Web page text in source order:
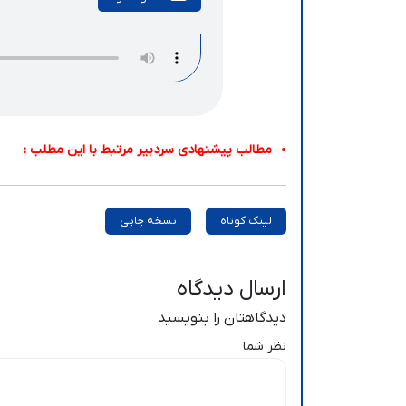
مطالب پیشنهادی سردبیر مرتبط با این مطلب :
لینک کوتاه نسخه چاپی
ارسال دیدگاه
دیدگاهتان را بنویسید
نظر شما